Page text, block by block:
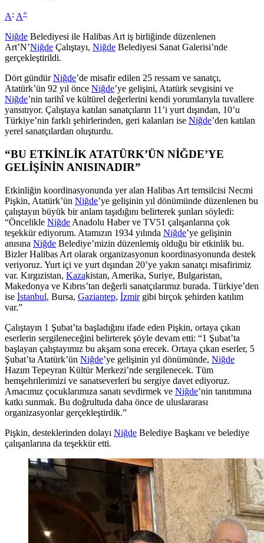
A- A+
Niğde Belediyesi ile Halibas Art iş birliğinde düzenlenen
Art’N’Niğde Çalıştayı, Niğde Belediyesi Sanat Galerisi’nde
gerçekleştirildi.
Dört gündürNiğde’de misafir edilen 25 ressam ve sanatçı,
Atatürk’ün 92 yıl önce Niğde’ye gelişini, Atatürk sevgisini ve
Niğde’nin tarihî ve kültürel değerlerini kendi yorumlarıyla tuvallere
yansıtıyor. Çalıştaya katılan sanatçıların 11’i yurt dışından, 10’u
Türkiye’nin farklı şehirlerinden, geri kalanları ise Niğde’den katılan
yerel sanatçılardan oluşturdu.
“BU ETKİNLİK ATATÜRK’ÜN NİĞDE’YE
GELİŞİNİN ANISINADIR”
Etkinliğin koordinasyonunda yer alan Halibas Art temsilcisi Necmi
Pişkin, Atatürk’ün Niğde’ye gelişinin yıl dönümünde düzenlenen bu
çalıştayın büyük bir anlam taşıdığını belirterek şunları söyledi:
“Öncelikle Niğde Anadolu Haber ve TV51 çalışanlarına çok
teşekkür ediyorum. Atamızın 1934 yılında Niğde’ye gelişinin
anısına Niğde Belediye’mizin düzenlemiş olduğu bir etkinlik bu.
Bizler Halibas Art olarak organizasyonun koordinasyonunda destek
veriyoruz. Yurt içi ve yurt dışından 20’ye yakın sanatçı misafirimiz
var. Kırgızistan, Kazakistan, Amerika, Suriye, Bulgaristan,
Makedonya ve Kıbrıs’tan değerli sanatçılarımız burada. Türkiye’den
ise İstanbul, Bursa, Gaziantep, İzmirgibi birçok şehirden katılım
var.”
Çalıştayın 1 Şubat’ta başladığını ifade eden Pişkin, ortaya çıkan
eserlerin sergileneceğini belirterek şöyle devam etti: “1 Şubat’ta
başlayan çalıştayımız bu akşam sona erecek. Ortaya çıkan eserler, 5
Şubat’ta Atatürk’ün Niğde’ye gelişinin yıl dönümünde, Niğde
Hazım Tepeyran Kültür Merkezi’nde sergilenecek. Tüm
hemşehrilerimizi ve sanatseverleri bu sergiye davet ediyoruz.
Amacımız çocuklarımıza sanatı sevdirmek ve Niğde’nin tanıtımına
katkı sunmak. Bu doğrultuda daha önce de uluslararası
organizasyonlar gerçekleştirdik.”
Pişkin, desteklerinden dolayı Niğde Belediye Başkanı ve belediye
çalışanlarına da teşekkür etti.